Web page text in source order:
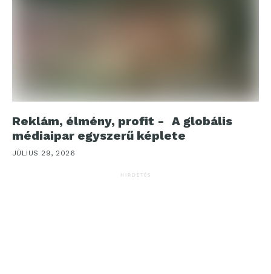
Reklám, élmény, profit - A globális
médiaipar egyszerű képlete
JÚLIUS 29, 2026
HIRDETÉS